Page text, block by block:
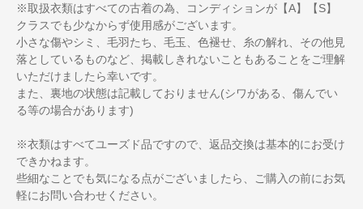
※取扱衣類はすべての古着の為、コンディションが【A】【S】
クラスでも少なからず使用感がございます。
小さな傷やシミ、毛羽たち、毛玉、色褪せ、糸の解れ、その他見
落としているものなど、掲載しきれないこともあることをご理解
いただけましたら幸いです。
また、裏地の状態は記載しておりません(シワがある、傷んでい
る等の場合があります)
※衣類はすべてユーズド品ですので、返品交換は基本的にお受け
できかねます。
些細なことでも気になる点がございましたら、ご購入の前にお気
軽にお問い合わせください。